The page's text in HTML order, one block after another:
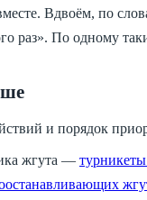
Вдвоём, по
раз». По одному
и порядок
жгута —